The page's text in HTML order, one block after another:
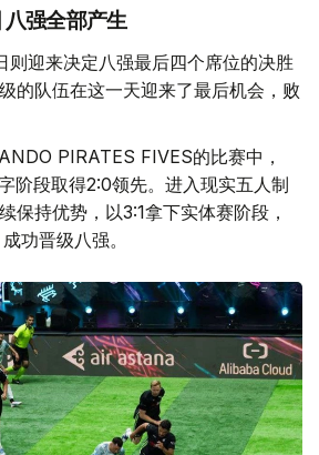
强全部产生
则迎来决定八强最后四个席位的决胜
的队伍在这一天迎来了最后机会，败
PIRATES FIVES的比赛中，
阶段取得2:0领先。进入现实五人制
保持优势，以3:1拿下实体赛阶段，
功晋级八强。